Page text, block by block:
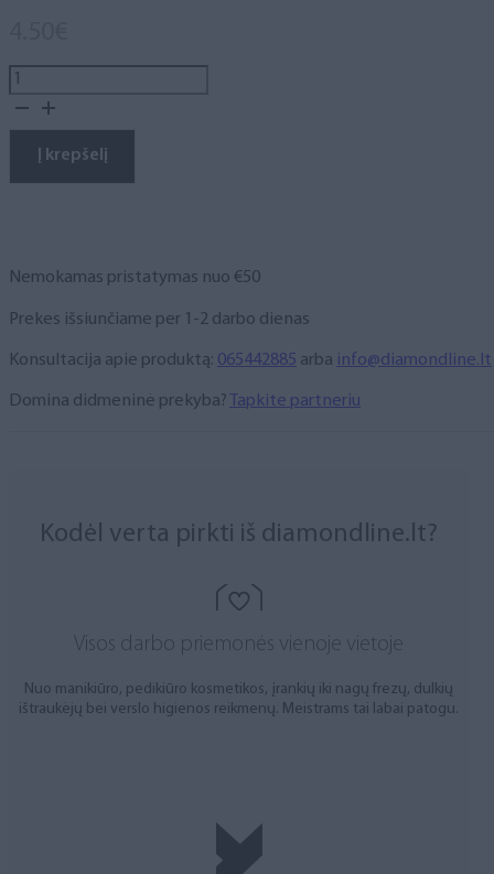
produkto
kiekis:
ombre
kempinėlė
Į krepšelį
Nemokamas pristatymas nuo €50
Prekes išsiunčiame per 1-2 darbo dienas
Konsultacija apie produktą: 065442885 arba info@diamondline.lt
Domina didmeninė prekyba? Tapkite partneriu
Kodėl verta pirkti iš diamondline.lt?
Visos darbo priemonės vienoje vietoje
Nuo manikiūro, pedikiūro kosmetikos, įrankių iki nagų frezų, dulkių
ištraukėjų bei verslo higienos reikmenų. Meistrams tai labai patogu.